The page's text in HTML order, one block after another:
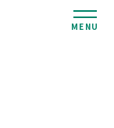
MENU